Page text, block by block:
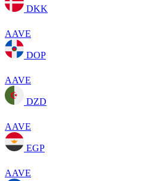
DKK
AAVE
DOP
AAVE
DZD
AAVE
EGP
AAVE